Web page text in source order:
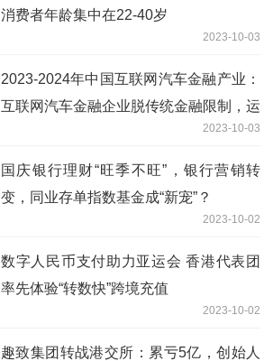
消费者年龄集中在22-40岁
2023-10-03
2023-2024年中国互联网汽车金融产业：
互联网汽车金融企业脱传统金融限制，运
2023-10-03
国庆银行理财“旺季不旺”，银行营销转
变，同业存单指数基金成“新宠”？
2023-10-02
数字人民币支付助力亚运会 香港代表团
率先体验“转数快”跨境充值
2023-10-02
趣致集团转战港交所：累亏5亿，创始人